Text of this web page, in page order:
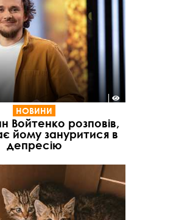
НОВИНИ
Войтенко розповів,
йому зануритися в
депресію